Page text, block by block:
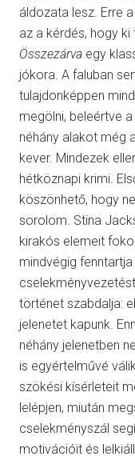
áldozata lesz. Erre
az a kérdés, hogy
Összezárva egy
jókora. A faluban
tulajdonképpen
megölni, beleértve
néhány alakot még
kever. Mindezek
hétköznapi krimi.
köszönhető, hogy
sorolom. Stina
kirakós elemeit
mindvégig
történet szabdalja:
jelenetet kapunk.
néhány jelenetben
is egyértelművé
szökési kísérleteit
lelépjen, miután
cselekményszál
motivációit és